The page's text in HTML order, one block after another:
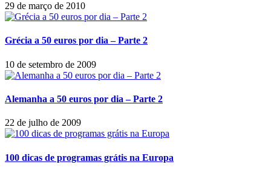
29 de março de 2010
Grécia a 50 euros por dia – Parte 2
10 de setembro de 2009
Alemanha a 50 euros por dia – Parte 2
22 de julho de 2009
100 dicas de programas grátis na Europa